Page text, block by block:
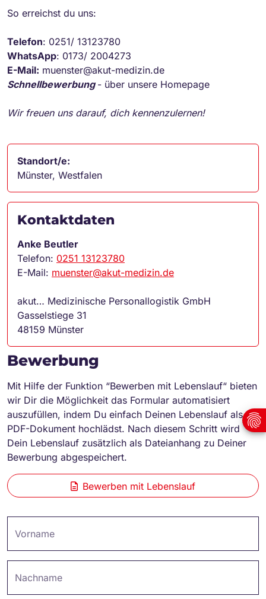
So erreichst du uns:
Telefon: 0251/ 13123780
WhatsApp: 0173/ 2004273
E-Mail: muenster@akut-medizin.de
Schnellbewerbung- über unsere Homepage
Wir freuen uns darauf, dich kennenzulernen!
Standort/e:
Münster, Westfalen
Kontaktdaten
Anke Beutler
Telefon: 0251 13123780
E-Mail: muenster@akut-medizin.de
akut… Medizinische Personallogistik GmbH
Gasselstiege 31
48159 Münster
Bewerbung
Mit Hilfe der Funktion “Bewerben mit Lebenslauf“ bieten
wir Dir die Möglichkeit das Formular automatisiert
auszufüllen, indem Du einfach Deinen Lebenslauf als
PDF-Dokument hochlädst. Nach diesem Schritt wird
Dein Lebenslauf zusätzlich als Dateianhang zu Deiner
Bewerbung abgespeichert.
Bewerben mit Lebenslauf
Vorname
Nachname